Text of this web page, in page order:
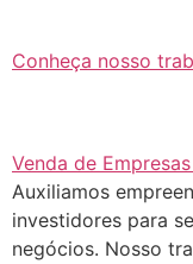
Conheça nosso
Venda de
Auxiliamos
investidores para
negócios. Nosso